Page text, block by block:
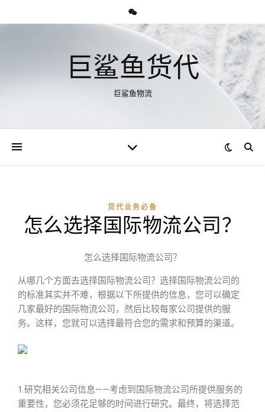
巨鲨鱼货代
巨鲨鱼物流
货代业务必备
怎么选择国际物流公司？
怎么选择国际物流公司？
从哪几个方面去选择国际物流公司？选择国际物流公司的
的标准其实并不难，根据以下所提供的信息，您可以确定
几家最好的国际物流公司，然后比较每家公司提供的服
务。这样，您就可以选择最符合您的需求和预算的渠道。
1.研究相关公司信息——考虑到国际物流公司所提供服务的
重要性，您必须花足够的时间进行研究。最终，将选择范